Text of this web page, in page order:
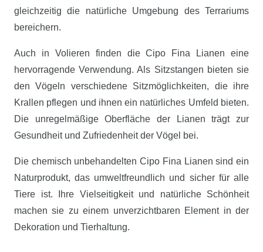
gleichzeitig die natürliche Umgebung des Terrariums
bereichern.
Auch in Volieren finden die Cipo Fina Lianen eine
hervorragende Verwendung. Als Sitzstangen bieten sie
den Vögeln verschiedene Sitzmöglichkeiten, die ihre
Krallen pflegen und ihnen ein natürliches Umfeld bieten.
Die unregelmäßige Oberfläche der Lianen trägt zur
Gesundheit und Zufriedenheit der Vögel bei.
Die chemisch unbehandelten Cipo Fina Lianen sind ein
Naturprodukt, das umweltfreundlich und sicher für alle
Tiere ist. Ihre Vielseitigkeit und natürliche Schönheit
machen sie zu einem unverzichtbaren Element in der
Dekoration und Tierhaltung.